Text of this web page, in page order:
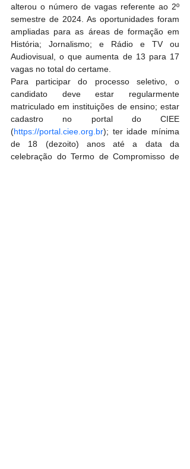
alterou o número de vagas referente ao 2º
semestre de 2024. As oportunidades foram
ampliadas para as áreas de formação em
História; Jornalismo; e Rádio e TV ou
Audiovisual, o que aumenta de 13 para 17
vagas no total do certame.
Para participar do processo seletivo, o
candidato deve estar regularmente
matriculado em instituições de ensino; estar
cadastro no portal do CIEE
(https://portal.ciee.org.br); ter idade mínima
de 18 (dezoito) anos até a data da
celebração do Termo de Compromisso de